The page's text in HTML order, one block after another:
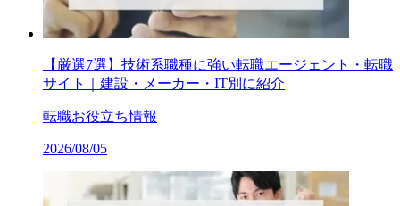
【厳選7選】技術系職種に強い転職エージェント・転職
サイト｜建設・メーカー・IT別に紹介
転職お役立ち情報
2026/08/05